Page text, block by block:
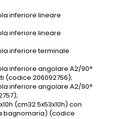
inferiore lineare
inferiore lineare
inferiore terminale
inferiore angolare A2/90°
(codice 206092756);
inferiore angolare A2/90°
(cm32.5x53x10h) con
bagnomaria) (codice